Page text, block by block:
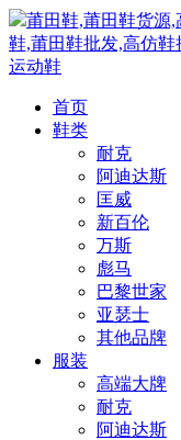
莆田鞋,莆田鞋货源
鞋,莆田鞋批发,高仿
运动鞋
首页
鞋类
耐克
阿迪达斯
匡威
新百伦
万斯
彪马
巴黎世家
亚瑟士
其他品牌
服装
高端大牌
耐克
阿迪达斯